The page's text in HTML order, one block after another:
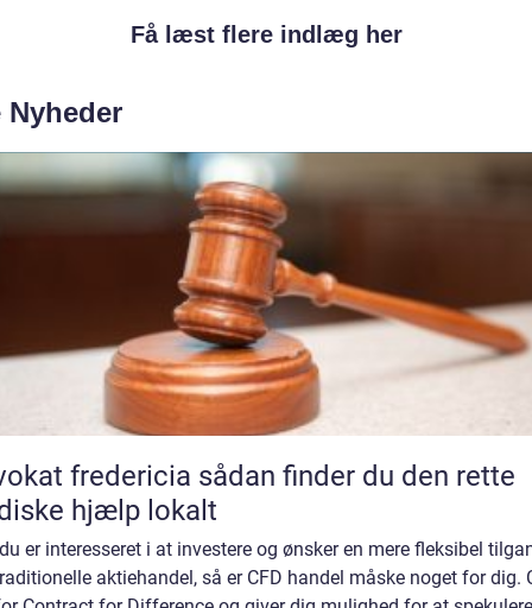
Få læst flere indlæg her
Nyheder
sådan finder du den rette
hjælp lokalt
er interesseret i at investere og ønsker en mere fleksibel
aktiehandel, så er CFD handel måske noget for dig.